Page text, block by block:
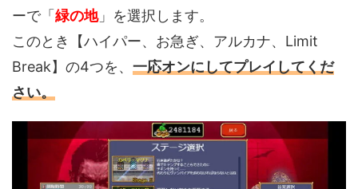
ーで「 緑の地」を選択します。
このとき【ハイパー、お急ぎ、アルカナ、Limit
Break】の4つを、 一応オンにしてプレイしてくだ
さい。